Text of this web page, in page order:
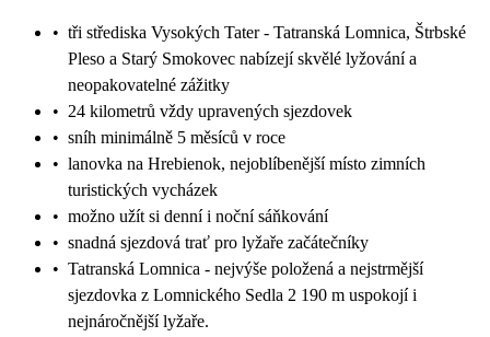
• tři střediska Vysokých Tater - Tatranská Lomnica, Štrbské
Pleso a Starý Smokovec nabízejí skvělé lyžování a
neopakovatelné zážitky
• 24 kilometrů vždy upravených sjezdovek
• sníh minimálně 5 měsíců v roce
• lanovka na Hrebienok, nejoblíbenější místo zimních
turistických vycházek
• možno užít si denní i noční sáňkování
• snadná sjezdová trať pro lyžaře začátečníky
• Tatranská Lomnica - nejvýše položená a nejstrmější
sjezdovka z Lomnického Sedla 2 190 m uspokojí i
nejnáročnější lyžaře.